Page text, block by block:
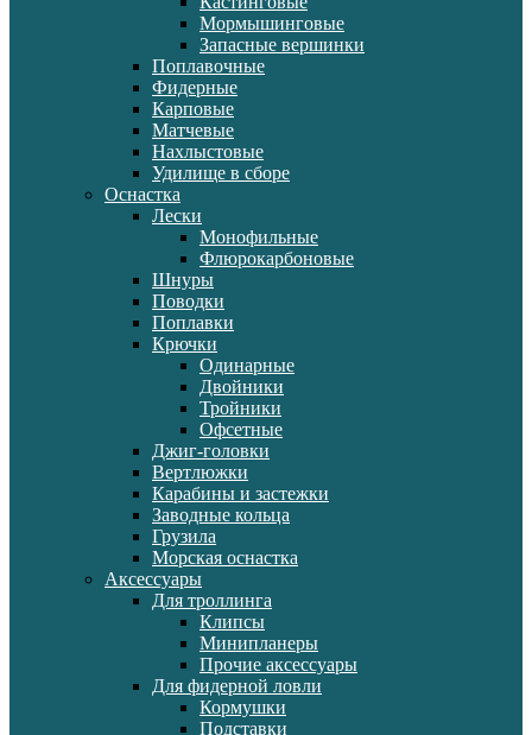
Мормышинговые
Запасные вершинки
Поплавочные
Фидерные
Карповые
Матчевые
Нахлыстовые
Удилище в сборе
Оснастка
Лески
Монофильные
Флюрокарбоновые
Шнуры
Поводки
Поплавки
Крючки
Одинарные
Двойники
Тройники
Офсетные
Джиг-головки
Вертлюжки
Карабины и застежки
Заводные кольца
Грузила
Морская оснастка
Аксессуары
Для троллинга
Клипсы
Минипланеры
Прочие аксессуары
Для фидерной ловли
Кормушки
Подставки